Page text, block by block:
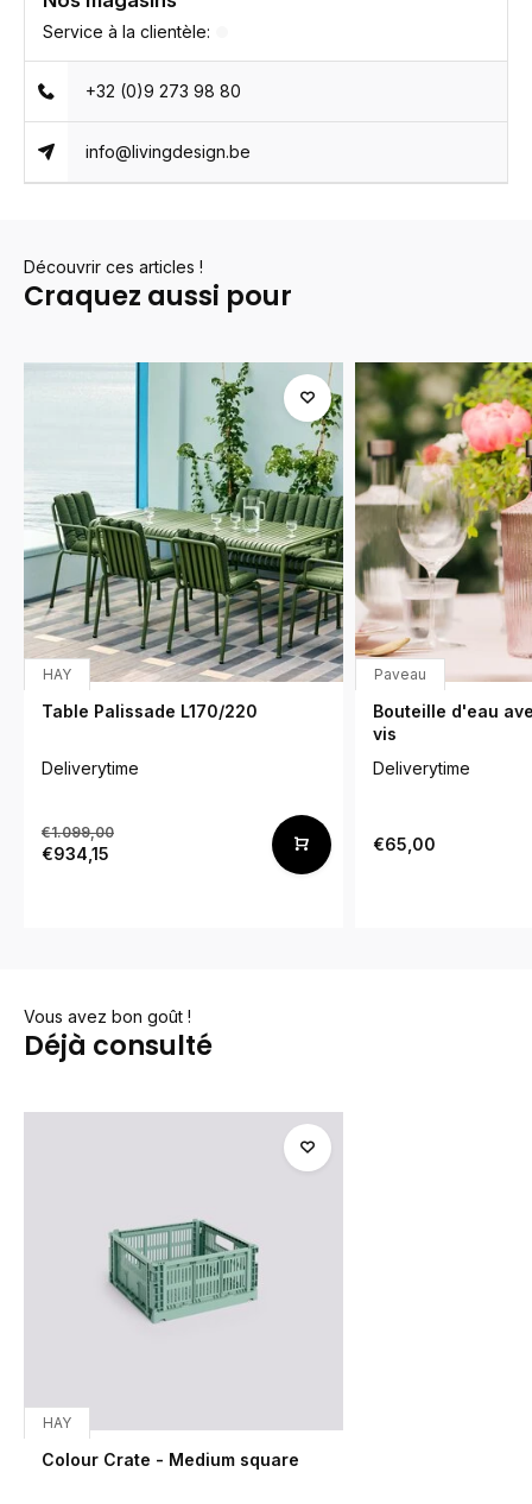
Service à la clientèle:
+32 (0)9 273 98 80
info@livingdesign.be
Découvrir ces articles !
Craquez aussi pour
HAY
Table Palissade L170/220
Deliverytime
€1.099,00
€934,15
Paveau
Bouteille d'eau
vis
Deliverytime
€65,00
Vous avez bon goût !
Déjà consulté
HAY
Colour Crate - Medium square